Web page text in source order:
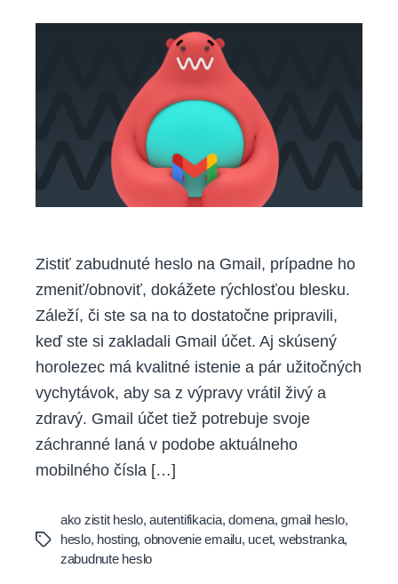
heslo
Gmail,
keď
ho
zabudli?
Zistiť zabudnuté heslo na Gmail, prípadne ho
zmeniť/obnoviť, dokážete rýchlosťou blesku.
Záleží, či ste sa na to dostatočne pripravili,
keď ste si zakladali Gmail účet. Aj skúsený
horolezec má kvalitné istenie a pár užitočných
vychytávok, aby sa z výpravy vrátil živý a
zdravý. Gmail účet tiež potrebuje svoje
záchranné laná v podobe aktuálneho
mobilného čísla […]
Tags
ako zistit heslo,autentifikacia,domena,gmail heslo,
heslo, hosting, obnovenie emailu, ucet, webstranka,
zabudnute heslo